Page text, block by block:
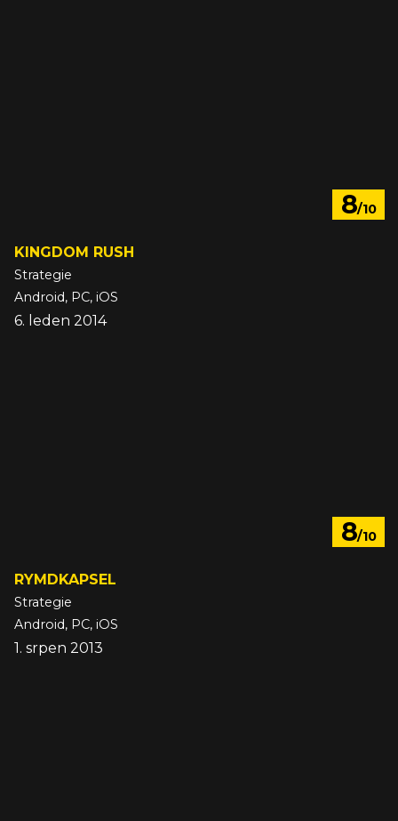
8/10
KINGDOM RUSH
Strategie
Android, PC, iOS
6. leden 2014
8/10
RYMDKAPSEL
Strategie
Android, PC, iOS
1. srpen 2013